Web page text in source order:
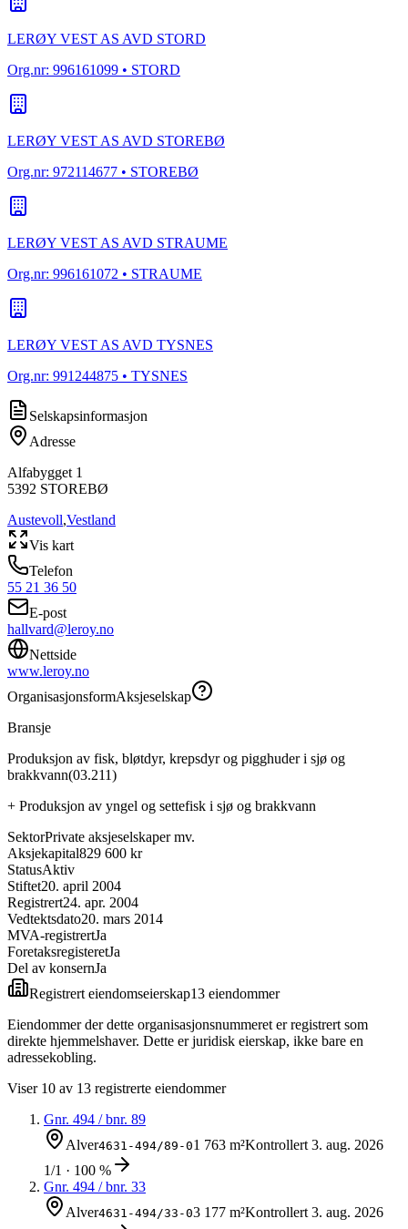
LERØY VEST AS AVD STORD
Org.nr: 996161099 • STORD
LERØY VEST AS AVD STOREBØ
Org.nr: 972114677 • STOREBØ
LERØY VEST AS AVD STRAUME
Org.nr: 996161072 • STRAUME
LERØY VEST AS AVD TYSNES
Org.nr: 991244875 • TYSNES
Selskapsinformasjon
Adresse
Alfabygget 1
5392 STOREBØ
Austevoll,Vestland
Vis kart
Telefon
55 21 36 50
E-post
hallvard@leroy.no
Nettside
www.leroy.no
OrganisasjonsformAksjeselskap
Bransje
Produksjon av fisk, bløtdyr, krepsdyr og pigghuder i sjø og
brakkvann(03.211)
+ Produksjon av yngel og settefisk i sjø og brakkvann
SektorPrivate aksjeselskaper mv.
Aksjekapital829 600 kr
StatusAktiv
Stiftet20. april 2004
Registrert24. apr. 2004
Vedtektsdato20. mars 2014
MVA-registrertJa
ForetaksregisteretJa
Del av konsernJa
Registrert eiendomseierskap13 eiendommer
Eiendommer der dette organisasjonsnummeret er registrert som
direkte hjemmelshaver. Dette er juridisk eierskap, ikke bare en
adressekobling.
Viser 10 av 13 registrerte eiendommer
Gnr. 494 / bnr. 89
Alver4631-494/89-01 763 m²Kontrollert3. aug. 2026
1/1 · 100 %
Gnr. 494 / bnr. 33
Alver4631-494/33-03 177 m²Kontrollert3. aug. 2026